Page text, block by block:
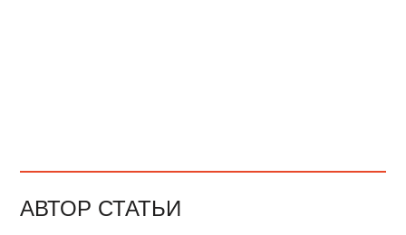
АВТОР СТАТЬИ